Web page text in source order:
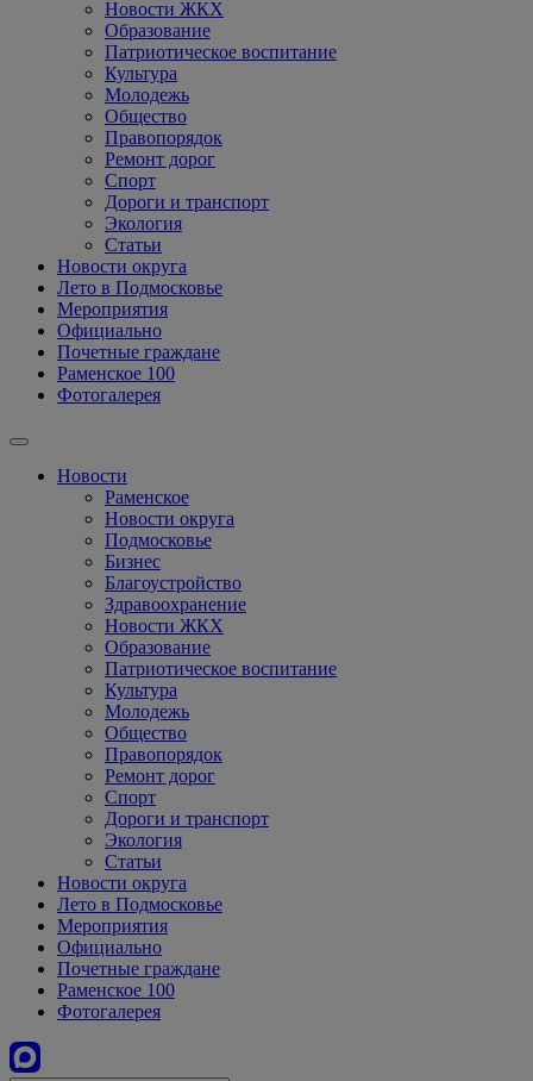
Новости ЖКХ
Образование
Патриотическое воспитание
Культура
Молодежь
Общество
Правопорядок
Ремонт дорог
Спорт
Дороги и транспорт
Экология
Статьи
Новости округа
Лето в Подмосковье
Мероприятия
Официально
Почетные граждане
Раменское 100
Фотогалерея
Новости
Раменское
Новости округа
Подмосковье
Бизнес
Благоустройство
Здравоохранение
Новости ЖКХ
Образование
Патриотическое воспитание
Культура
Молодежь
Общество
Правопорядок
Ремонт дорог
Спорт
Дороги и транспорт
Экология
Статьи
Новости округа
Лето в Подмосковье
Мероприятия
Официально
Почетные граждане
Раменское 100
Фотогалерея